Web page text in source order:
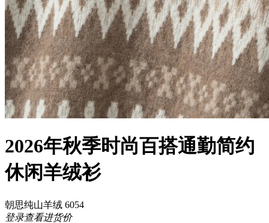
2026年秋季时尚百搭通勤简约
休闲羊绒衫
朝思纯山羊绒 6054
登录查看进货价